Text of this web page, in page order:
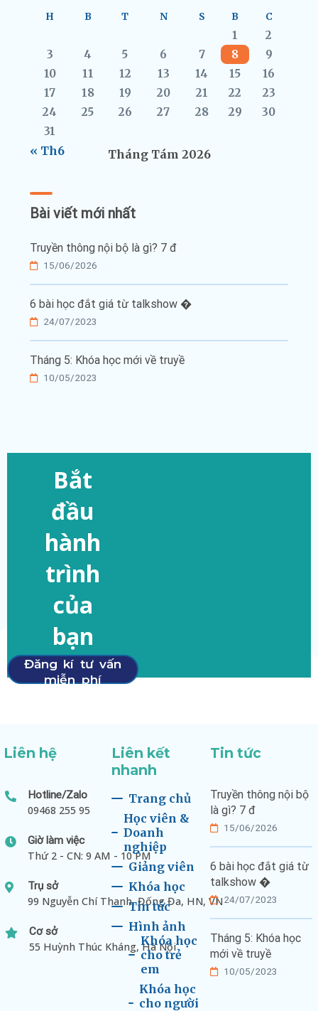
Tháng Tám 2026
H B T N S B C
1
2
3
4 5 6 7 8
9
10
11 12 13 14 15
16
17
18 19 20 21 22
23
24
25 26 27 28 29
30
31
« Th6
Bài viết mới nhất
Truyền thông nội bộ là gì? 7 đ
15/06/2026
6 bài học đắt giá từ talkshow �
24/07/2023
Tháng 5: Khóa học mới về truyề
10/05/2023
Bắt
đầu
hành
trình
của
bạn
Đăng kí tư vấn
miễn phí
Liên hệ
Hotline/Zalo
09468 255 95
Giờ làm việc
Thứ 2 - CN: 9 AM - 10 PM
Trụ sở
99 Nguyễn Chí Thanh, Đống Đa, HN, VN
Cơ sở
55 Huỳnh Thúc Kháng, Hà Nội
Liên kết
nhanh
Trang chủ
Học viên &
Doanh
nghiệp
Giảng viên
Khóa học
Tin tức
Hình ảnh
Khóa học
cho trẻ
em
Khóa học
cho người
Tin tức
Truyền thông nội bộ
là gì? 7 đ
15/06/2026
6 bài học đắt giá từ
talkshow �
24/07/2023
Tháng 5: Khóa học
mới về truyề
10/05/2023